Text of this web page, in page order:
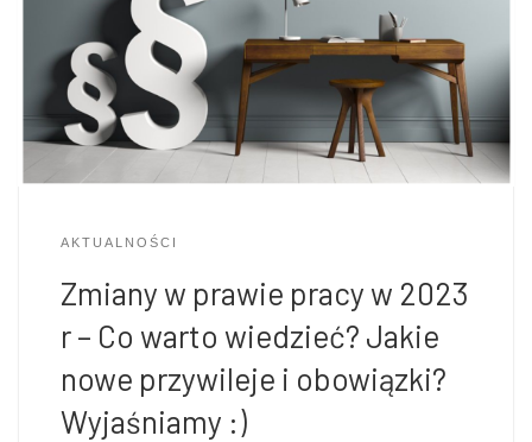
AKTUALNOŚCI
Zmiany w prawie pracy w 2023
r – Co warto wiedzieć? Jakie
nowe przywileje i obowiązki?
Wyjaśniamy :)